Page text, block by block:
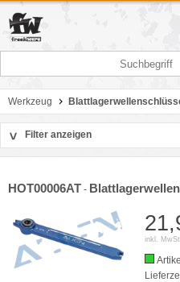
Werkzeug
> Filter anzeigen
HOT00006AT -
inkl.